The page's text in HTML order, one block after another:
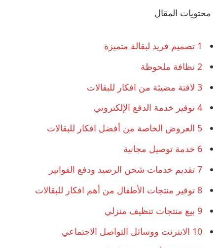
محتويات المقال
1 تصميم فريد لبقالة متميزة
2 نظافة ملحوظة
3 لافتة مضيئة من افكار للبقالات
4 توفير خدمة الدفع الإلكتروني
5 العروض الخاصة من أفضل افكار للبقالات
6 خدمة توصيل مجانية
7 تقديم خدمات شحن الرصيد ودفع الفواتير
8 توفير منتجات الأطفال من أهم افكار للبقالات
9 بيع منتجات تنظيف منزلي
10 الانترنت ووسائل التواصل الاجتماعي